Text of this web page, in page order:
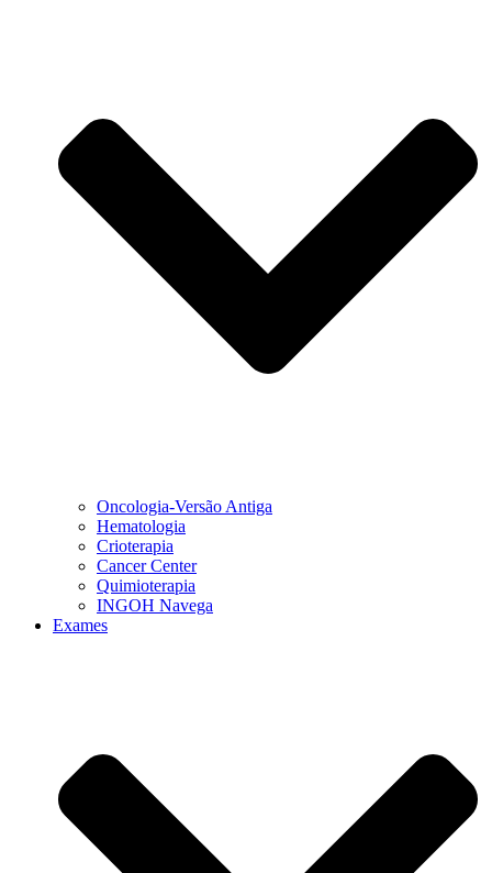
Oncologia-Versão Antiga
Hematologia
Crioterapia
Cancer Center
Quimioterapia
INGOH Navega
Exames